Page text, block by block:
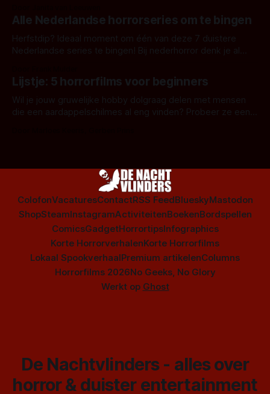
Alle Nederlandse horrorseries om te bingen
Herfstdip? Ideaal moment om één van deze 7 duistere
Nederlandse series te bingen! Bij nederhorror denk je al
Amsterdamned of The Johnsons. Maar Nederlandse horror
is niet beperkt tot films. Hier een aantal Nederlandse tv-
series uit het duistere of horrorgenre. Als
Lijstje: 5 horrorfilms voor beginners
Wil je jouw gruwelijke hobby dolgraag delen met mensen
die een aardappelschilmes al eng vinden? Probeer ze eens
ColofonVacaturesContactRSS FeedBlueskyMastodon
ShopSteamInstagramActiviteitenBoekenBordspellen
ComicsGadgetHorrortipsInfographics
Korte HorrorverhalenKorte Horrorfilms
Lokaal SpookverhaalPremium artikelenColumns
Horrorfilms 2026No Geeks, No Glory
Werkt op Ghost
De Nachtvlinders - alles over
horror & duister entertainment